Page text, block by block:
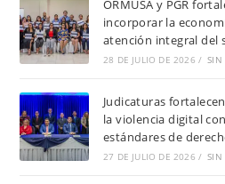
ORMUSA y PGR
incorporar la
atención integral del
28 DE JULIO DE 2026 / SIN
Judicaturas
la violencia digital
estándares de
27 DE JULIO DE 2026 / SIN